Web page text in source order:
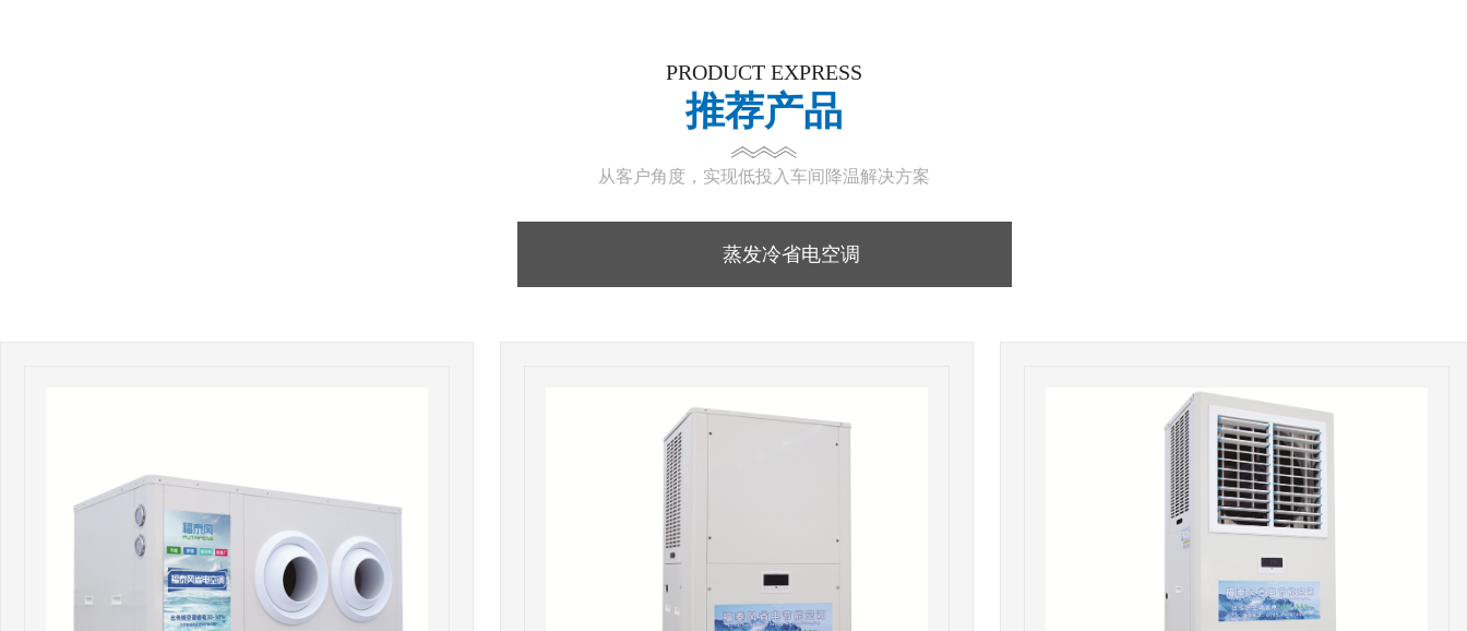
PRODUCT EXPRESS
推荐产品
从客户角度，实现低投入车间降温解决方案
蒸发冷省电空调